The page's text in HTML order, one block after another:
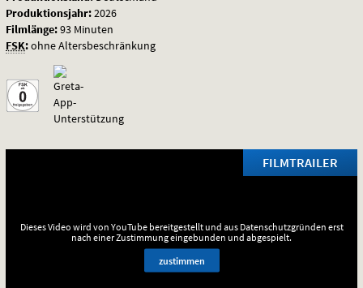
Produktionsjahr:2026
Filmlänge:93 Minuten
FSK:ohne Altersbeschränkung
FILMTRAILER
Dieses Video wird von YouTube bereitgestellt und aus Datenschutzgründen erst
nach einer Zustimmung eingebunden und abgespielt.
zustimmen